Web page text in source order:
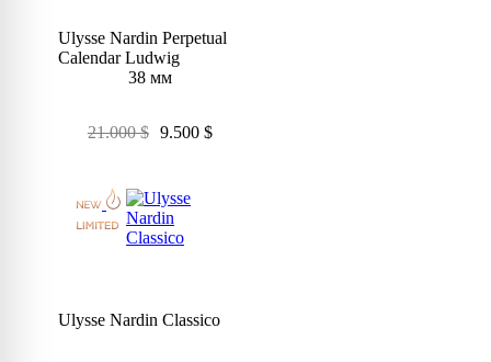
Ulysse Nardin Perpetual
Calendar Ludwig
38 мм
21.000$ 9.500 $
Ulysse Nardin Classico